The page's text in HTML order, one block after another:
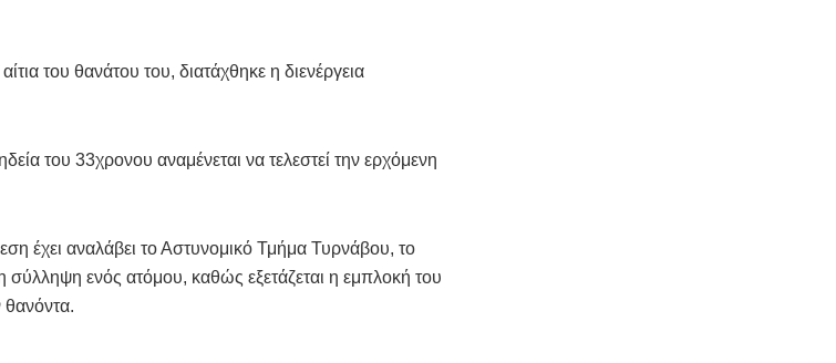
του θανάτου του, διατάχθηκε η διενέργεια
του 33χρονου αναμένεται να τελεστεί την ερχόμενη
έχει αναλάβει το Αστυνομικό Τμήμα Τυρνάβου, το
σύλληψη ενός ατόμου, καθώς εξετάζεται η εμπλοκή του
θανόντα.